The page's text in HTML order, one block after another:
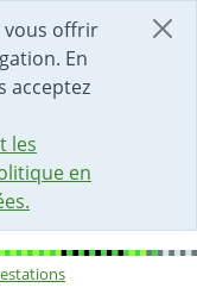
vous offrir
En
acceptez
les
en